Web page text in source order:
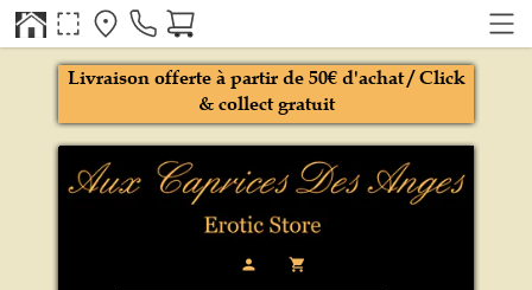
person local_grocery_store
Livraison offerte à partir de 50€ d'achat / Click
& collect gratuit